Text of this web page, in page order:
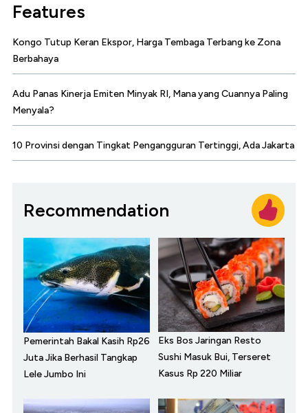
Features
Kongo Tutup Keran Ekspor, Harga Tembaga Terbang ke Zona
Berbahaya
Adu Panas Kinerja Emiten Minyak RI, Mana yang Cuannya Paling
Menyala?
10 Provinsi dengan Tingkat Pengangguran Tertinggi, Ada Jakarta
Recommendation
Pemerintah Bakal Kasih Rp26
Juta Jika Berhasil Tangkap
Lele Jumbo Ini
Eks Bos Jaringan Resto
Sushi Masuk Bui, Terseret
Kasus Rp 220 Miliar